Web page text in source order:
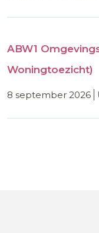
ABW1
Woningtoezicht)
8 september 2026